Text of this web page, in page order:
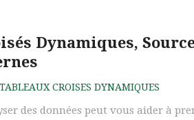
Dynamiques,
TABLEAUX CROISES DYNAMIQUES
des données peut vous aider à